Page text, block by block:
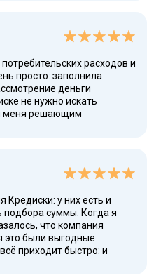
честно указывает все
относительно
вариантами.
расходов и
просто: заполнила
деньги
не нужно искать
меня решающим
Если возникают
ответы на странице
чате.
Кредиски: у них есть и
подбора суммы. Когда я
что компания
это были выгодные
приходит быстро: и